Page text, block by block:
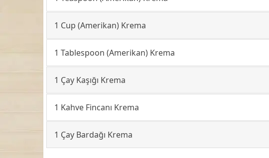
1 Cup (Amerikan) Krema
1 Tablespoon (Amerikan) Krema
1 Çay Kaşığı Krema
1 Kahve Fincanı Krema
1 Çay Bardağı Krema